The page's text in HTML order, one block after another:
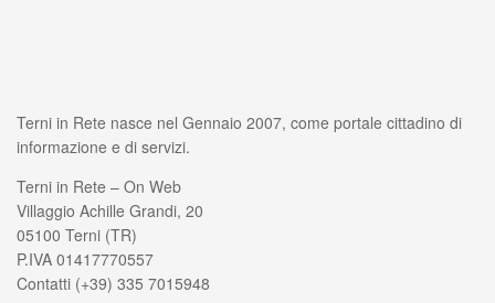
Terni in Rete nasce nel Gennaio 2007, come portale cittadino di
informazione e di servizi.
Terni in Rete – On Web
Villaggio Achille Grandi, 20
05100 Terni (TR)
P.IVA 01417770557
Contatti (+39) 335 7015948